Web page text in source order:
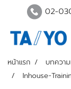
02-
หน้าแรก บทควา
Inhouse-